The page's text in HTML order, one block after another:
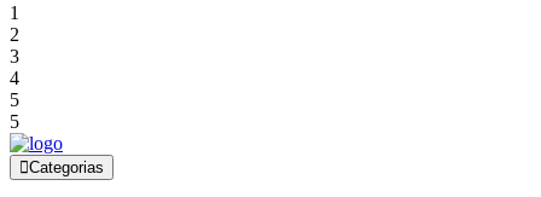
1
2
3
4
5
5
Categorias